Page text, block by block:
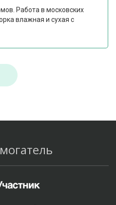
Работа в московских
влажная и сухая с